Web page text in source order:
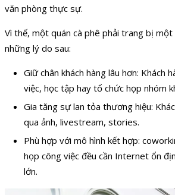
văn phòng thực sự.
Vì thế, một quán cà phê phải trang bị
những lý do sau:
Giữ chân khách hàng lâu hơn: Khách
việc, học tập hay tổ chức họp nhóm
Gia tăng sự lan tỏa thương hiệu:
qua ảnh, livestream, stories.
Phù hợp với mô hình kết hợp:
họp công việc đều cần Internet ổn
lớn.